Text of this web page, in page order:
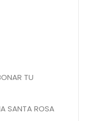
TU
SANTA ROSA